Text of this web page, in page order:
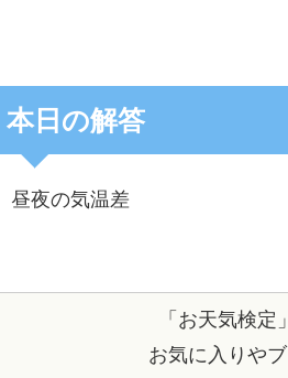
本日の解答
昼夜の気温差
「お天気検定
お気に入りや